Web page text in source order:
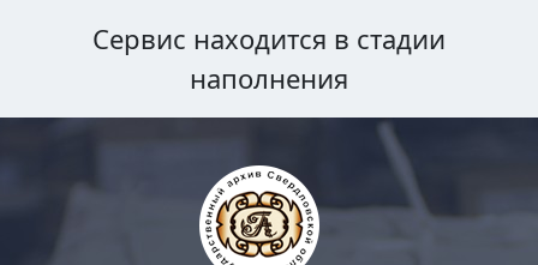
Сервис находится в стадии
наполнения